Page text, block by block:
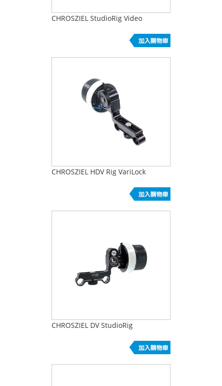
CHROSZIEL StudioRig Video
CHROSZIEL HDV Rig VariLock
CHROSZIEL DV StudioRig